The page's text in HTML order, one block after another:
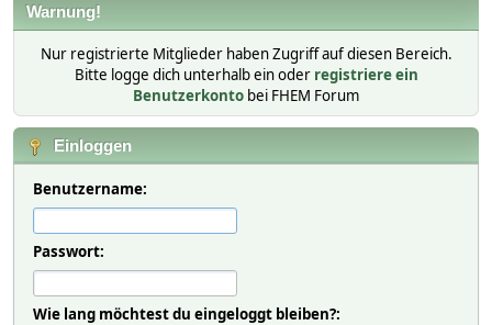
Warnung!
Nur registrierte Mitglieder haben Zugriff auf diesen Bereich.
Bitte logge dich unterhalb ein oder registriere ein
Benutzerkonto bei FHEM Forum
Einloggen
Benutzername:
Passwort:
Wie lang möchtest du eingeloggt bleiben?: